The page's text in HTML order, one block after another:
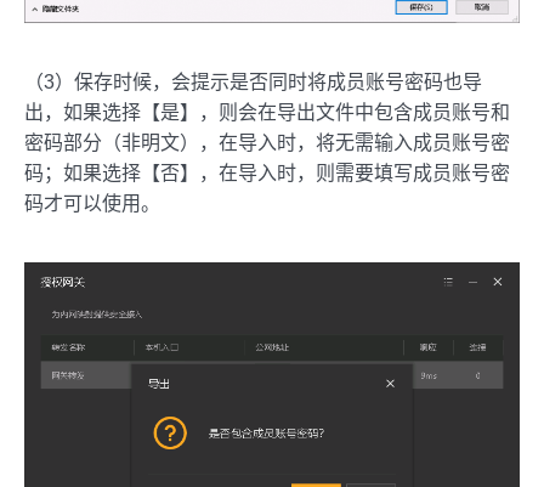
（3）保存时候，会提示是否同时将成员账号密码也导
出，如果选择【是】，则会在导出文件中包含成员账号和
密码部分（非明文），在导入时，将无需输入成员账号密
码；如果选择【否】，在导入时，则需要填写成员账号密
码才可以使用。